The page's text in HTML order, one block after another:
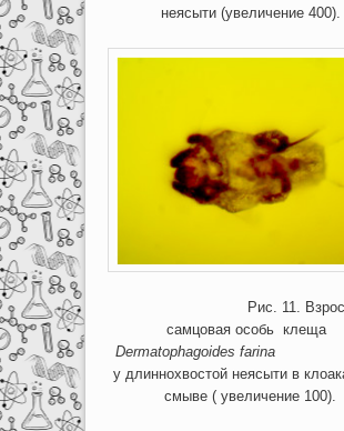
неясыти (увеличение 400).
Рис. 11.
самцовая особь клеща
Dermatophagoides farina
у длиннохвостой неясыти в
смыве ( увеличение 100).